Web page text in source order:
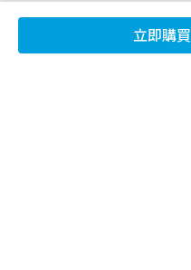
立即購買
合作申請